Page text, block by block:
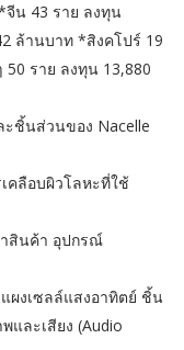
จีน 43 ราย ลงทุน
ล้านบาท *สิงคโปร์ 19
ราย ลงทุน 13,880
นส่วนของ Nacelle
ลือบผิวโลหะที่ใช้
นค้า อุปกรณ์
งเซลล์แสงอาทิตย์ ชิ้น
ละเสียง (Audio